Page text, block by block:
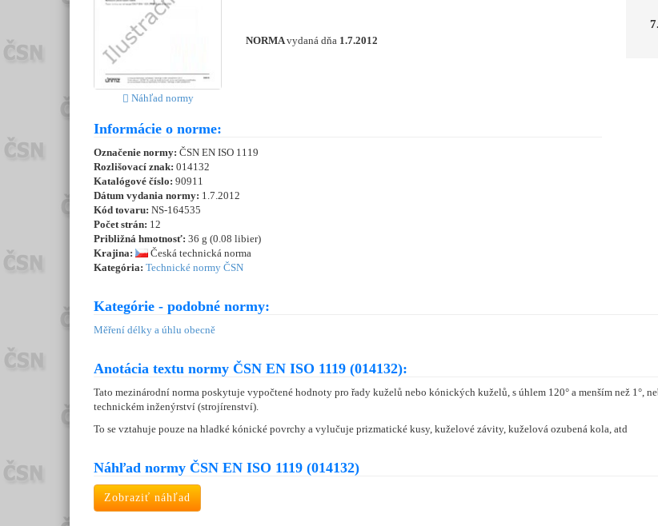
Náhľad normy
NORMAvydaná dňa 1.7.2012
Informácie o norme:
Označenie normy: ČSN EN ISO 1119
Rozlišovací znak: 014132
Katalógové číslo: 90911
Dátum vydania normy: 1.7.2012
Kód tovaru: NS-164535
Počet strán: 12
Približná hmotnosť: 36 g (0.08 libier)
Krajina:
Česká technická norma
Kategória: Technické normy ČSN
Kategórie - podobné normy:
Měření délky a úhlu obecně
Anotácia textu normy ČSN EN ISO 1119 (014132):
Tato mezinárodní norma poskytuje vypočtené hodnoty pro řady kuželů nebo kónických kuželů, s úhlem 120° a menším než 1°,
technickém inženýrství (strojírenství).
To se vztahuje pouze na hladké kónické povrchy a vylučuje prizmatické kusy, kuželové závity, kuželová ozubená kola, atd
Náhľad normy ČSN EN ISO 1119 (014132)
Zobraziť náhľad